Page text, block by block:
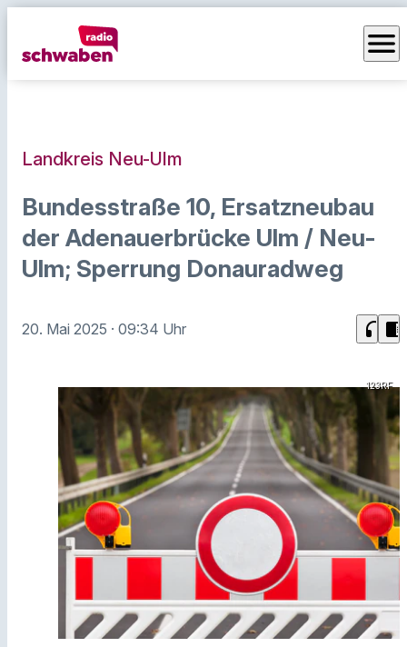
menu
Landkreis Neu-Ulm
Bundesstraße 10, Ersatzneubau
der Adenauerbrücke Ulm / Neu-
Ulm; Sperrung Donauradweg
20. Mai 2025 · 09:34 Uhr headphones chrome_reader_mode
123RF